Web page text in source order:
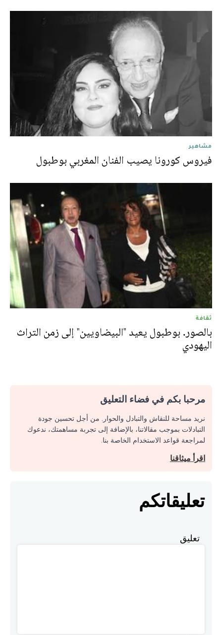
مشاهير
فيروس كورونا يصيب الفنان المغربي بوطبول
ثقافة
بالصور. بوطبول يعيد "البيضاويين" إلى زمن التراث
اليهودي
مرحبا بكم في فضاء التعليق
نريد مساحة للنقاش والتبادل والحوار. من أجل تحسين جودة
التبادلات بموجب مقالاتنا، بالإضافة إلى تجربة مساهمتك، ندعوك
لمراجعة قواعد الاستخدام الخاصة بنا.
اقرأ ميثاقنا
تعليقاتكم
تعليق